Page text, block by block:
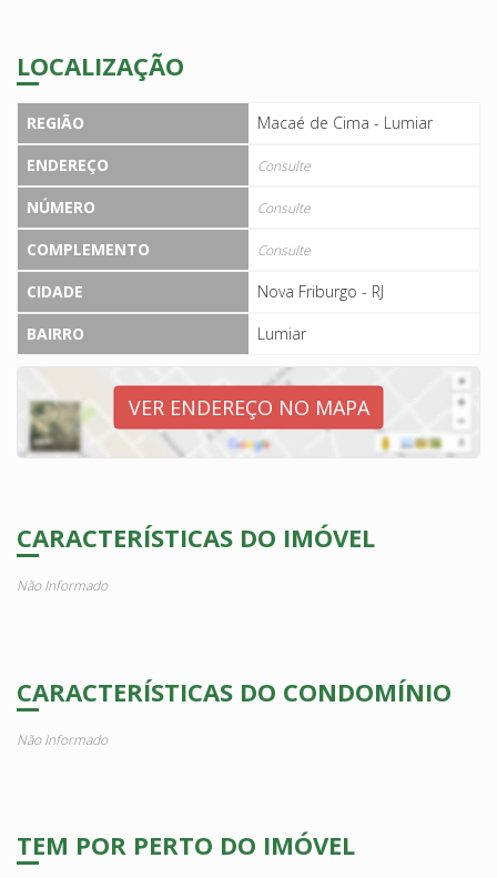
LOCALIZAÇÃO
REGIÃO
Macaé de Cima - Lumiar
ENDEREÇO
Consulte
NÚMERO Consulte
COMPLEMENTO Consulte
CIDADE
Nova Friburgo - RJ
BAIRRO
Lumiar
VER ENDEREÇO NO MAPA
CARACTERÍSTICAS DO IMÓVEL
Não Informado
CARACTERÍSTICAS DO CONDOMÍNIO
Não Informado
TEM POR PERTO DO IMÓVEL